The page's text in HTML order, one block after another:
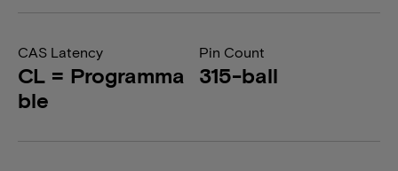
CAS Latency
CL = Programma
ble
Pin Count
315-ball